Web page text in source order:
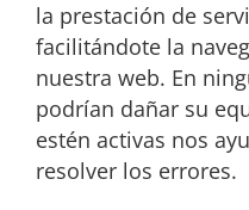
la prestación de
facilitándote la
nuestra web. En
podrían dañar su
estén activas nos
resolver los errores.